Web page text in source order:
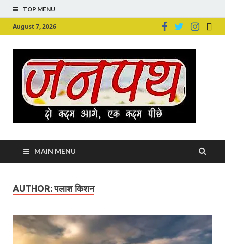
TOP MENU
August 7, 2026
MAIN MENU
AUTHOR:पलाश किशन